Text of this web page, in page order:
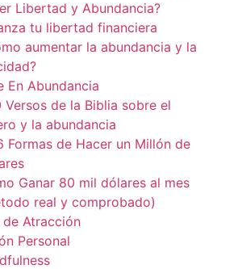
Libertad y Abundancia?
tu libertad financiera
aumentar la abundancia y la
En Abundancia
Versos de la Biblia sobre el
y la abundancia
Formas de Hacer un Millón de
Ganar 80 mil dólares al mes
real y comprobado)
de Atracción
Personal